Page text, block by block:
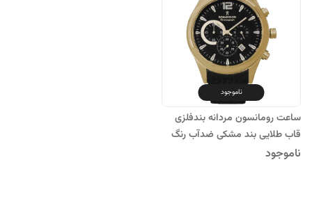
ناموجود
ساعت رومانسون مردانه بندفلزی
قاب طلایی بند مشکی ضدآب رنگ
ناموجود